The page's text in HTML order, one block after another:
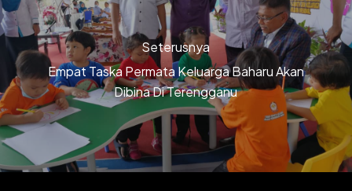
Seterusnya
Empat Taska Permata Keluarga Baharu Akan
Dibina Di Terengganu